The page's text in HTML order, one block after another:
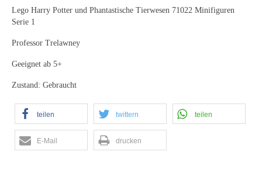
Lego Harry Potter und Phantastische Tierwesen 71022 Minifiguren
Serie 1
Professor Trelawney
Geeignet ab 5+
Zustand: Gebraucht
teilen twittern teilen
E-Mail drucken